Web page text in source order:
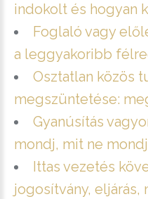
indokolt és hogyan
Foglaló vagy
a leggyakoribb
Osztatlan közös
megszüntetése:
Gyanúsítás
mondj, mit ne
Ittas vezetés
jogosítvány,